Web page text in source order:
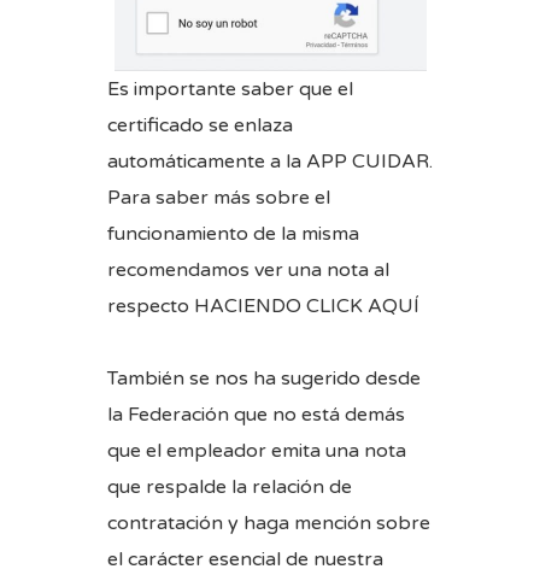
Es importante saber que el
certificado se enlaza
automáticamente a la APP CUIDAR.
Para saber más sobre el
funcionamiento de la misma
recomendamos ver una nota al
respecto HACIENDO CLICK AQUÍ
También se nos ha sugerido desde
la Federación que no está demás
que el empleador emita una nota
que respalde la relación de
contratación y haga mención sobre
el carácter esencial de nuestra